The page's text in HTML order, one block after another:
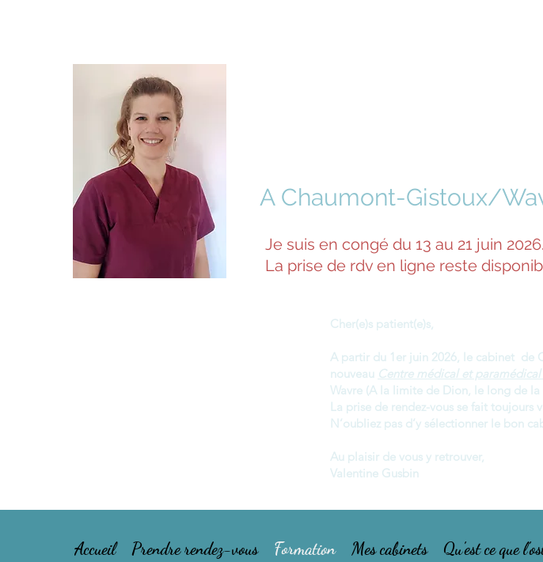
A Chaumont-Gistoux/
Je suis en congé du 13 au 21 juin 2026.
La prise de rdv en ligne reste
Cher(e)s patient(e)s,
A partir du 1er juin 2026, le cabinet de
nouveau Centre médical et paramédical
Wavre (A la limite de Dion, le long de
La prise de rendez-vous se fait toujours
N’oubliez pas d’y sélectionner le bon
Au plaisir de vous y retrouver,
Valentine Gusbin
Accueil Prendre rendez-vous Formation Mes cabinets Qu'est ce que